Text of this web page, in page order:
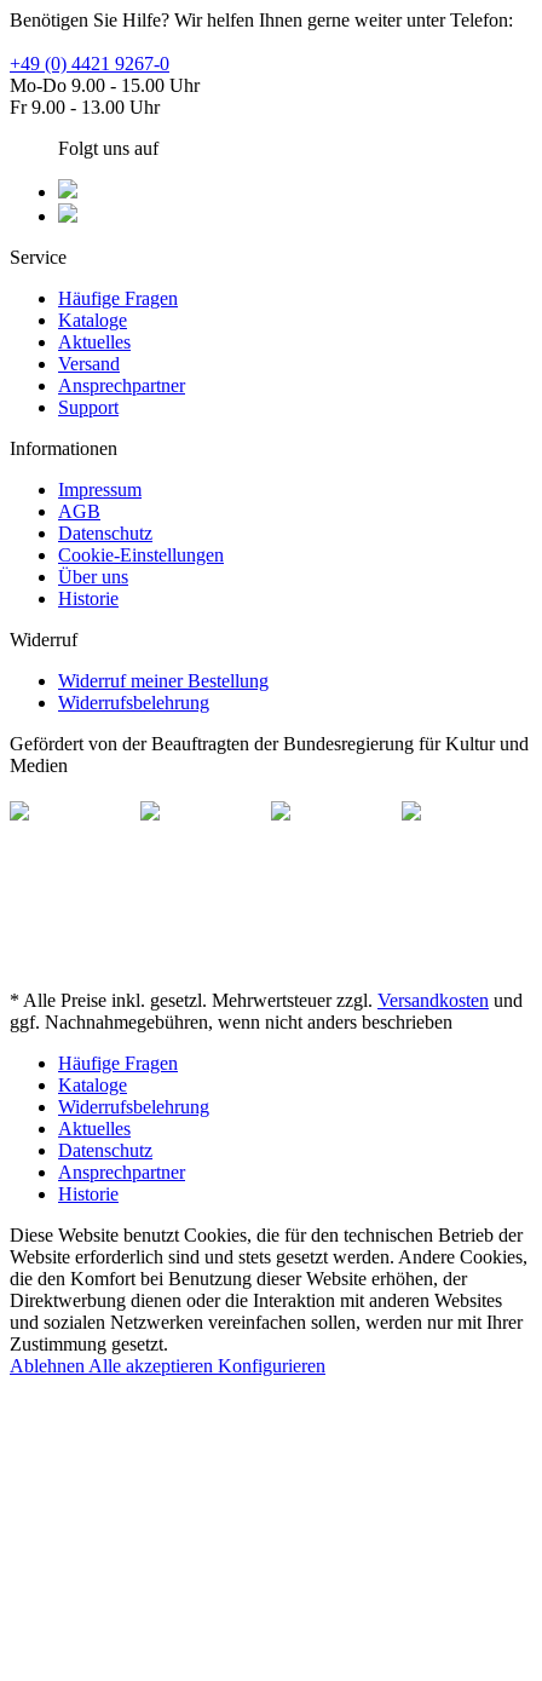
Benötigen Sie Hilfe? Wir helfen Ihnen gerne weiter unter Telefon:
+49 (0) 4421 9267-0
Mo-Do 9.00 - 15.00 Uhr
Fr 9.00 - 13.00 Uhr
Folgt uns auf
Service
Häufige Fragen
Kataloge
Aktuelles
Versand
Ansprechpartner
Support
Informationen
Impressum
AGB
Datenschutz
Cookie-Einstellungen
Über uns
Historie
Widerruf
Widerruf meiner Bestellung
Widerrufsbelehrung
Gefördert von der Beauftragten der Bundesregierung für Kultur und
Medien
* Alle Preise inkl. gesetzl. Mehrwertsteuer zzgl. Versandkosten und
ggf. Nachnahmegebühren, wenn nicht anders beschrieben
Häufige Fragen
Kataloge
Widerrufsbelehrung
Aktuelles
Datenschutz
Ansprechpartner
Historie
Diese Website benutzt Cookies, die für den technischen Betrieb der
Website erforderlich sind und stets gesetzt werden. Andere Cookies,
die den Komfort bei Benutzung dieser Website erhöhen, der
Direktwerbung dienen oder die Interaktion mit anderen Websites
und sozialen Netzwerken vereinfachen sollen, werden nur mit Ihrer
Zustimmung gesetzt.
AblehnenAlle akzeptieren Konfigurieren